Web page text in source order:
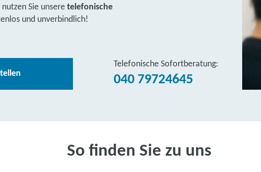
Sie unsere telefonische
und unverbindlich!
Telefonische Sofortberatung:
040 79724645
So finden Sie zu uns